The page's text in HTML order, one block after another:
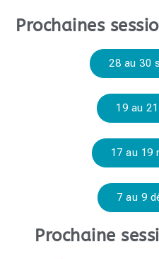
Prochaines
28 au 30
19 au
17 au 19
7 au 9
Prochaine